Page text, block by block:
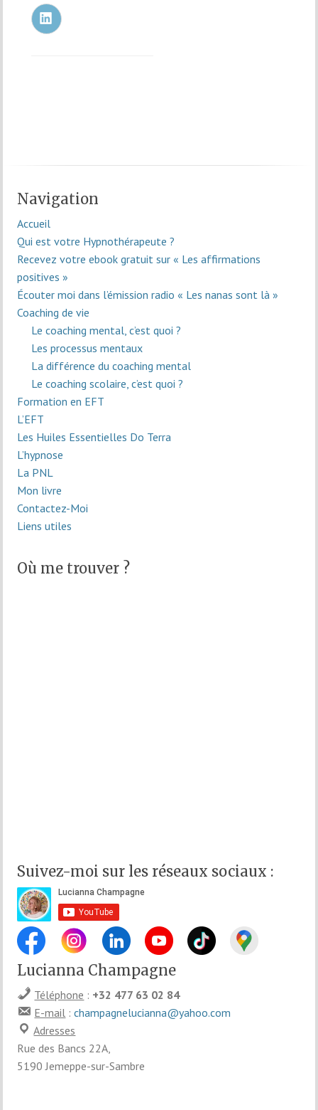
Navigation
Accueil
Qui est votre Hypnothérapeute ?
Recevez votre ebook gratuit sur « Les affirmations
positives »
Écouter moi dans l’émission radio « Les nanas sont là »
Coaching de vie
Le coaching mental, c’est quoi ?
Les processus mentaux
La différence du coaching mental
Le coaching scolaire, c’est quoi ?
Formation en EFT
L’EFT
Les Huiles Essentielles Do Terra
L’hypnose
La PNL
Mon livre
Contactez-Moi
Liens utiles
Où me trouver ?
Suivez-moi sur les réseaux sociaux :
Lucianna Champagne
Téléphone : +32 477 63 02 84
E-mail :champagnelucianna@yahoo.com
Adresses
Rue des Bancs 22A,
5190 Jemeppe-sur-Sambre